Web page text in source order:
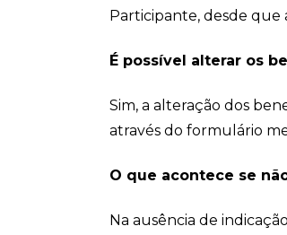
Participante, desde que
É possível alterar os
Sim, a alteração dos
através do formulário
O que acontece se
Na ausência de